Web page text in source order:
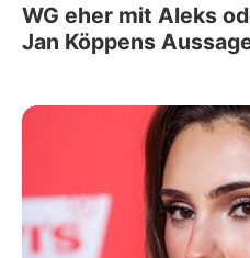
WG eher mit Aleks
Jan Köppens